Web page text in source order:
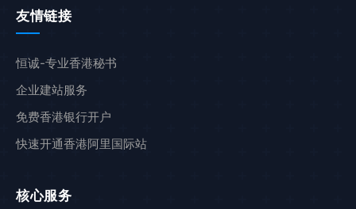
友情链接
恒诚-专业香港秘书
企业建站服务
免费香港银行开户
快速开通香港阿里国际站
核心服务